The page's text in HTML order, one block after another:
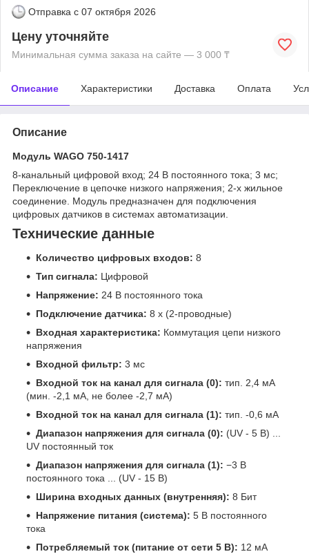
Отправка с 07 октября 2026
Цену уточняйте
Минимальная сумма заказа на сайте — 3 000 ₸
Описание Характеристики Доставка Оплата
Описание
Модуль WAGO 750-1417
8-канальный цифровой вход; 24 В постоянного тока; 3 мс;
Переключение в цепочке низкого напряжения; 2-х жильное
соединение. Модуль предназначен для подключения
цифровых датчиков в системах автоматизации.
Технические данные
Количество цифровых входов: 8
Тип сигнала: Цифровой
Напряжение: 24 В постоянного тока
Подключение датчика: 8 x (2-проводные)
Входная характеристика: Коммутация цепи низкого
напряжения
Входной фильтр: 3 мс
Входной ток на канал для сигнала (0): тип. 2,4 мА
(мин. -2,1 мА, не более -2,7 мА)
Входной ток на канал для сигнала (1): тип. -0,6 мА
Диапазон напряжения для сигнала (0): (UV - 5 В) ...
UV постоянный ток
Диапазон напряжения для сигнала (1): −3 В
постоянного тока ... (UV - 15 В)
Ширина входных данных (внутренняя): 8 Бит
Напряжение питания (система): 5 В постоянного
тока
Потребляемый ток (питание от сети 5 В): 12 мА